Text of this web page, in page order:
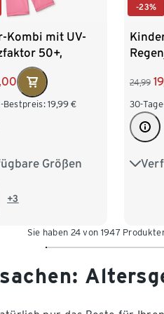
Kombi mit UV-
50+,
Bestpreis: 19,99 €
Größen
86/92
+3
-23%
24,99
30-
74/
Sie haben 24 von 1947